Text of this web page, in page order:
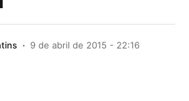
9 de abril de 2015 - 22:16